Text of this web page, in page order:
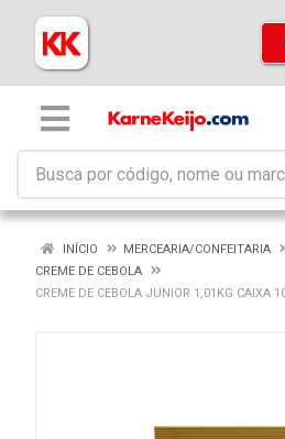
INÍCIO
MERCEARIA/CONFEITARIA
CREME DE CEBOLA
CREME DE CEBOLA JUNIOR 1,01KG CAIXA